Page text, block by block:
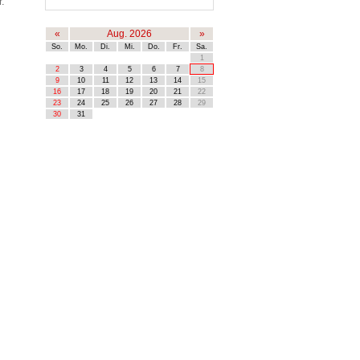
« Aug. 2026 »
So. Mo. Di. Mi. Do. Fr.
Sa.
1
2
3 4 5 6 7
8
9
10 11 12 13 14
15
16
17 18 19 20 21
22
23
24 25 26 27 28
29
30
31